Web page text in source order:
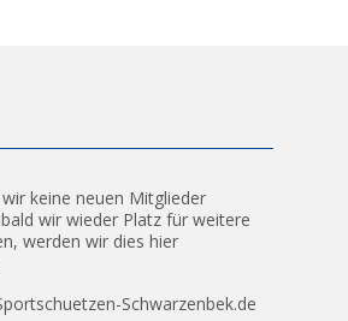
keine neuen Mitglieder
wir wieder Platz für weitere
werden wir dies hier
Schwarzenbek.de